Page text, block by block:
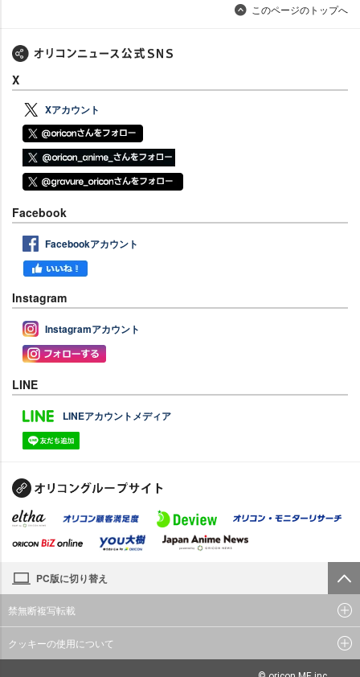
このページのトップへ
X
Xアカウント
Facebook
Facebookアカウント
Instagram
Instagramアカウント
LINE
LINEアカウントメディア
PC版に切り替え
禁無断複写転載
クッキーの使用について